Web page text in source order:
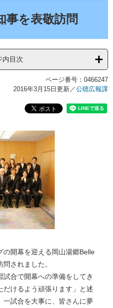
事を表敬訪問
内目次
ページ番号：0466247
2016年3月15日更新／公聴広報課
開幕を迎える岡山湯郷Belle
されました。
合で開幕への準備をしてき
だけるよう頑張ります」と述
一試合を大事に、皆さんに夢